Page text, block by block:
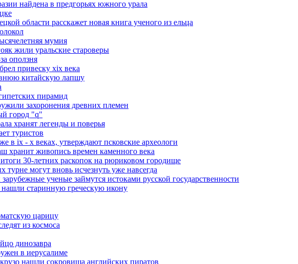
найдена в предгорьях южного урала
области расскажет новая книга ученого из ельца
мумия
жили уральские староверы
оползня
привеску xix века
китайскую лапшу
пирамид
захоронения древних племен
город "q"
хранят легенды и поверья
туристов
в ix - x веках, утверждают псковские археологи
хранит живопись времен каменного века
30-летних раскопок на рюриковом городище
могут вновь исчезнуть уже навсегда
ученые займутся истоками русской государственности
старинную греческую икону
царицу
из космоса
динозавра
в иерусалиме
нашли сокровища английских пиратов